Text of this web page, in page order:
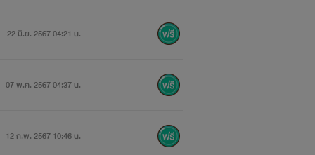
22 มิ.ย. 2567 04:21 น.
07 พ.ค. 2567 04:37 น.
12 ก.พ. 2567 10:46 น.